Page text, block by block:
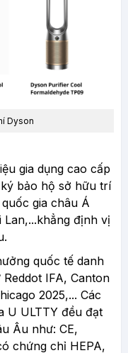
Dyson
gia dụng cao cấp
bảo hộ sở hữu trí
gia châu Á
định vị
quốc tế danh
IFA, Canton
2025,... Các
U ULTTY đều đạt
Âu như: CE,
chứng chỉ HEPA,